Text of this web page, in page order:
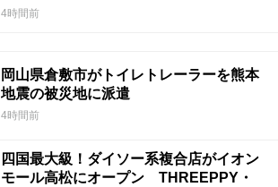
4時間前
岡山県倉敷市がトイレトレーラーを熊本
地震の被災地に派遣
4時間前
四国最大級！ダイソー系複合店がイオン
モール高松にオープン THREEPPY・